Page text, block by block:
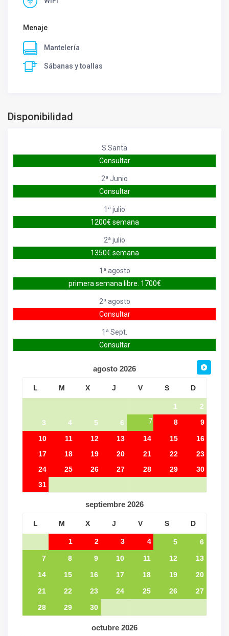
Menaje
Mantelería
Sábanas y toallas
Disponibilidad
S.Santa
Consultar
2ª Junio
Consultar
1ª julio
1200€ semana
2ª julio
1350€ semana
1ª agosto
primera semana libre. 1700€
2ª agosto
Consultar
1ª Sept.
Consultar
agosto 2026
L M X J V S D
1
2
3
4 5 6 7 8
9
10
11 12 13 14 15
16
17
18 19 20 21 22
23
24
25 26 27 28 29
30
31
septiembre 2026
L M X J V S D
1 2 3 4 5
6
7
8 9 10 11 12
13
14
15 16 17 18 19
20
21
22 23 24 25 26
27
28
29 30
octubre 2026